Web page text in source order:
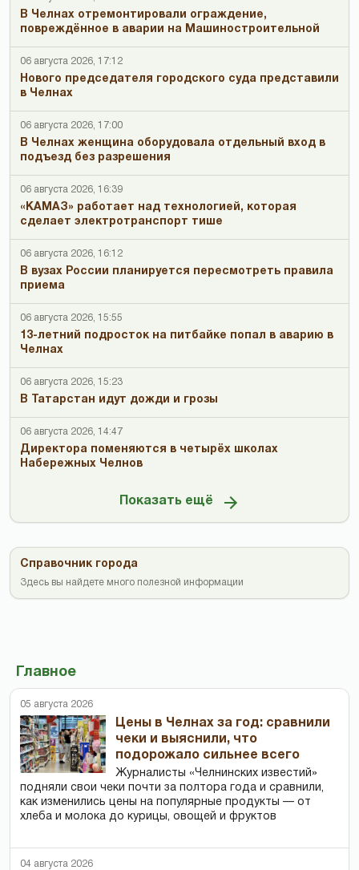
В Челнах отремонтировали ограждение,
повреждённое в аварии на Машиностроительной
06 августа 2026, 17:12
Нового председателя городского суда представили
в Челнах
06 августа 2026, 17:00
В Челнах женщина оборудовала отдельный вход в
подъезд без разрешения
06 августа 2026, 16:39
«КАМАЗ» работает над технологией, которая
сделает электротранспорт тише
06 августа 2026, 16:12
В вузах России планируется пересмотреть правила
приема
06 августа 2026, 15:55
13-летний подросток на питбайке попал в аварию в
Челнах
06 августа 2026, 15:23
В Татарстан идут дожди и грозы
06 августа 2026, 14:47
Директора поменяются в четырёх школах
Набережных Челнов
Показать ещё
Справочник города
Здесь вы найдете много полезной информации
Главное
05 августа 2026
Цены в Челнах за год: сравнили
чеки и выяснили, что
подорожало сильнее всего
Журналисты «Челнинских известий»
подняли свои чеки почти за полтора года и сравнили,
как изменились цены на популярные продукты — от
хлеба и молока до курицы, овощей и фруктов
04 августа 2026